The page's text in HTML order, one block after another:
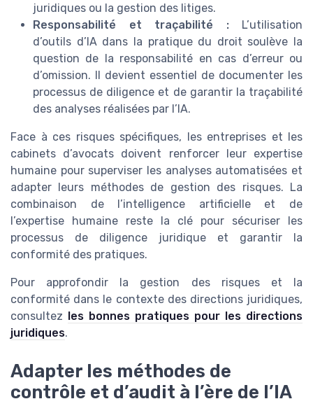
juridiques ou la gestion des litiges.
Responsabilité et traçabilité :L’utilisation
d’outils d’IA dans la pratique du droit soulève la
question de la responsabilité en cas d’erreur ou
d’omission. Il devient essentiel de documenter les
processus de diligence et de garantir la traçabilité
des analyses réalisées par l’IA.
Face à ces risques spécifiques, les entreprises et les
cabinets d’avocats doivent renforcer leur expertise
humaine pour superviser les analyses automatisées et
adapter leurs méthodes de gestion des risques. La
combinaison de l’intelligence artificielle et de
l’expertise humaine reste la clé pour sécuriser les
processus de diligence juridique et garantir la
conformité des pratiques.
Pour approfondir la gestion des risques et la
conformité dans le contexte des directions juridiques,
consultez
les bonnes pratiques pour les directions
juridiques.
Adapter les méthodes de
contrôle et d’audit à l’ère de l’IA